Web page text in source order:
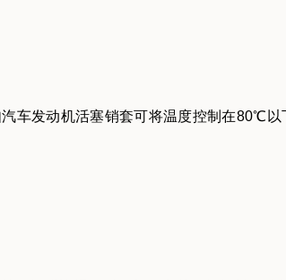
车发动机活塞销套可将温度控制在80℃以